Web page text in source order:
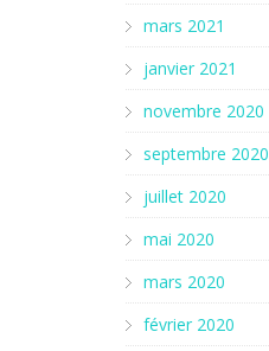
mars 2021
janvier 2021
novembre 2020
septembre 2020
juillet 2020
mai 2020
mars 2020
février 2020